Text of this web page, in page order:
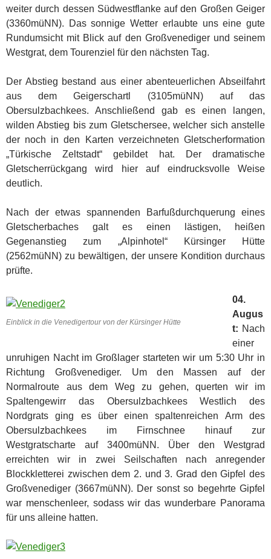
weiter durch dessen Südwestflanke auf den Großen Geiger
(3360müNN). Das sonnige Wetter erlaubte uns eine gute
Rundumsicht mit Blick auf den Großvenediger und seinem
Westgrat, dem Tourenziel für den nächsten Tag.
Der Abstieg bestand aus einer abenteuerlichen Abseilfahrt
aus dem Geigerschartl (3105müNN) auf das
Obersulzbachkees. Anschließend gab es einen langen,
wilden Abstieg bis zum Gletschersee, welcher sich anstelle
der noch in den Karten verzeichneten Gletscherformation
„Türkische Zeltstadt“ gebildet hat. Der dramatische
Gletscherrückgang wird hier auf eindrucksvolle Weise
deutlich.
Nach der etwas spannenden Barfußdurchquerung eines
Gletscherbaches galt es einen lästigen, heißen
Gegenanstieg zum „Alpinhotel“ Kürsinger Hütte
(2562müNN) zu bewältigen, der unsere Kondition durchaus
prüfte.
Einblick in die Venedigertour von der Kürsinger Hütte
04.
Augus
t: Nach
einer
unruhigen Nacht im Großlager starteten wir um 5:30 Uhr in
Richtung Großvenediger. Um den Massen auf der
Normalroute aus dem Weg zu gehen, querten wir im
Spaltengewirr das Obersulzbachkees Westlich des
Nordgrats ging es über einen spaltenreichen Arm des
Obersulzbachkees im Firnschnee hinauf zur
Westgratscharte auf 3400müNN. Über den Westgrad
erreichten wir in zwei Seilschaften nach anregender
Blockkletterei zwischen dem 2. und 3. Grad den Gipfel des
Großvenediger (3667müNN). Der sonst so begehrte Gipfel
war menschenleer, sodass wir das wunderbare Panorama
für uns alleine hatten.